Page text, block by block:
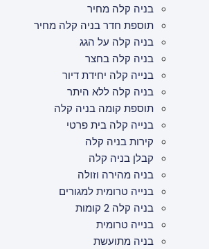
בניה קלה מחיר
תוספת חדר בניה קלה מחיר
בניה קלה על הגג
בניה קלה בחצר
בנייה קלה יחידת דיור
בניה קלה ללא היתר
תוספת קומה בניה קלה
בנייה קלה בית פרטי
קירות בניה קלה
קבלן בניה קלה
בניה מהירה וזולה
בנייה טרומית למגורים
בניה קלה 2 קומות
בנייה טרומית
בניה מתועשת